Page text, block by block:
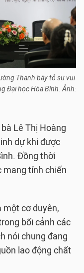
Thanh bày tỏ sự vui
Đại học Hòa Bình. Ảnh:
Lê Thị Hoàng
dự khi được
Đồng thời
mang tính chiến
một cơ duyên,
bối cảnh các
nói chung đang
lao động chất